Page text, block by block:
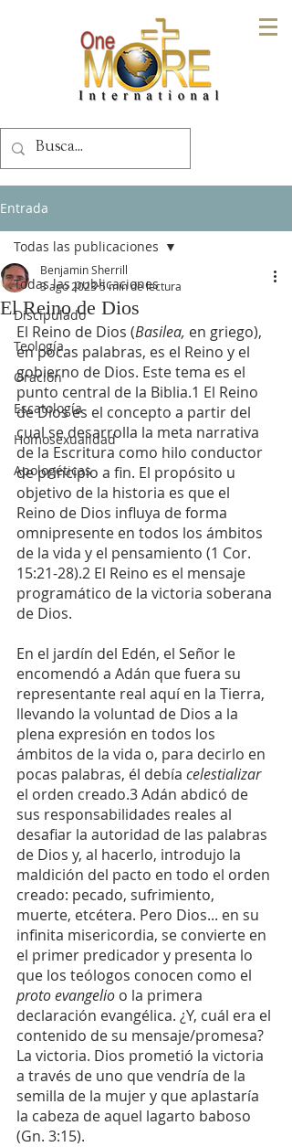
Entrada
Todas las publicaciones
Discipulado
Teología
Oración
Escatología
Homosexualidad
Apologéticas
Todas las publicaciones
El Reino de Dios
Benjamin Sherrill
3 ago 20235 min de lectura
El Reino de Dios (Basilea, en griego),
en pocas palabras, es el Reino y el
gobierno de Dios. Este tema es el
punto central de la Biblia.1 El Reino
de Dios es el concepto a partir del
cual se desarrolla la meta narrativa
de la Escritura como hilo conductor
de principio a fin. El propósito u
objetivo de la historia es que el
Reino de Dios influya de forma
omnipresente en todos los ámbitos
de la vida y el pensamiento (1 Cor.
15:21-28).2 El Reino es el mensaje
programático de la victoria soberana
de Dios.
En el jardín del Edén, el Señor le
encomendó a Adán que fuera su
representante real aquí en la Tierra,
llevando la voluntad de Dios a la
plena expresión en todos los
ámbitos de la vida o, para decirlo en
pocas palabras, él debía celestializar
el orden creado.3 Adán abdicó de
sus responsabilidades reales al
desafiar la autoridad de las palabras
de Dios y, al hacerlo, introdujo la
maldición del pacto en todo el orden
creado: pecado, sufrimiento,
muerte, etcétera. Pero Dios... en su
infinita misericordia, se convierte en
el primer predicador y presenta lo
que los teólogos conocen como el
proto evangelio o la primera
declaración evangélica. ¿Y, cuál era el
contenido de su mensaje/promesa?
La victoria. Dios prometió la victoria
a través de uno que vendría de la
semilla de la mujer y que aplastaría
la cabeza de aquel lagarto baboso
(Gn. 3:15).